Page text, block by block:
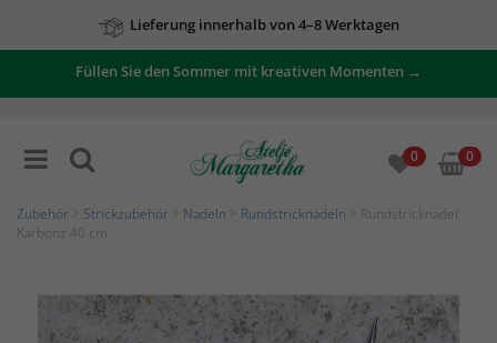
Lieferung innerhalb von 4–8 Werktagen
Füllen Sie den Sommer mit kreativen Momenten →
0 0
Zubehör Strickzubehör Nadeln Rundstricknadeln > Rundstricknadel
Karbonz 40 cm